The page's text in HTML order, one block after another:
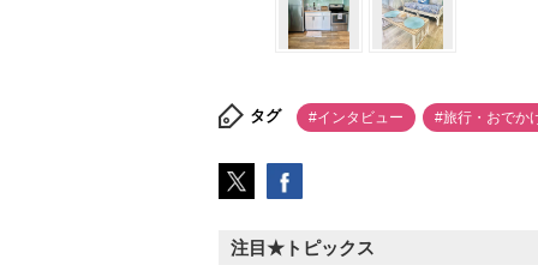
タグ #インタビュー #旅行・おでか
注目★トピックス